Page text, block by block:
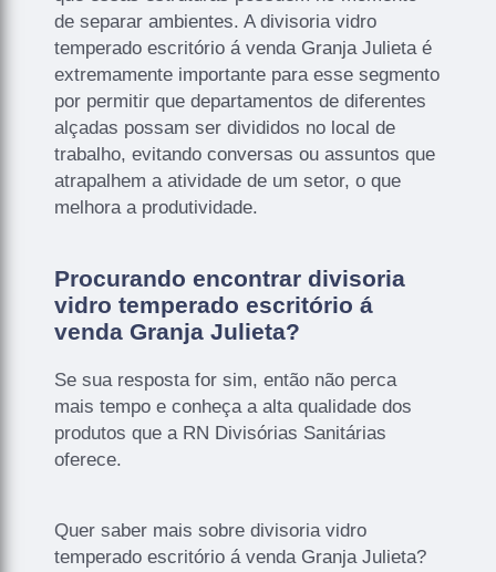
de separar ambientes. A divisoria vidro
temperado escritório á venda Granja Julieta é
extremamente importante para esse segmento
por permitir que departamentos de diferentes
alçadas possam ser divididos no local de
trabalho, evitando conversas ou assuntos que
atrapalhem a atividade de um setor, o que
melhora a produtividade.
Procurando encontrar divisoria
vidro temperado escritório á
venda Granja Julieta?
Se sua resposta for sim, então não perca
mais tempo e conheça a alta qualidade dos
produtos que a RN Divisórias Sanitárias
oferece.
Quer saber mais sobre divisoria vidro
temperado escritório á venda Granja Julieta?